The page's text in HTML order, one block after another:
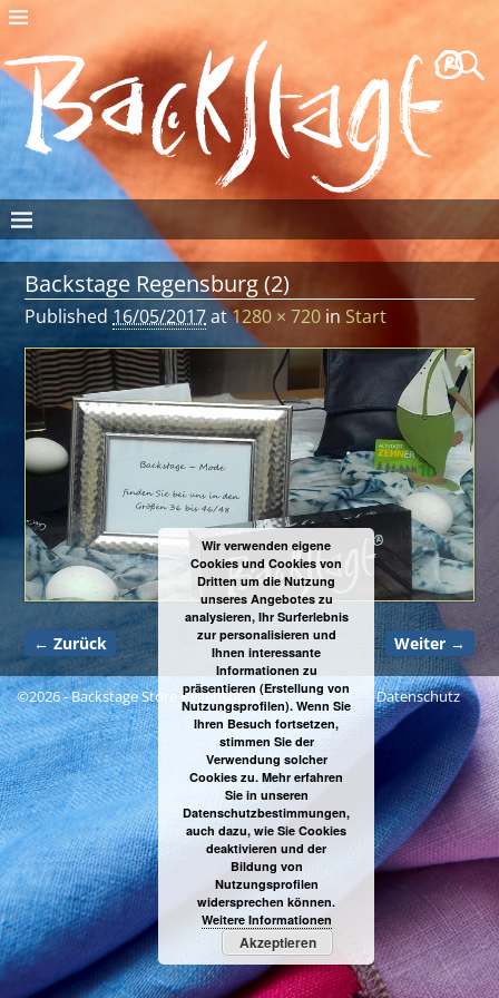
Backstage Regensburg (2)
Published 16/05/2017at1280 × 720 inStart
Bilder-Navigation
← Zurück Weiter →
©2026 -Backstage Store Regensburg Datenschutz
Wir verwenden eigene
Cookies und Cookies von
Dritten um die Nutzung
unseres Angebotes zu
analysieren, Ihr Surferlebnis
zur personalisieren und
Ihnen interessante
Informationen zu
präsentieren (Erstellung von
Nutzungsprofilen). Wenn Sie
Ihren Besuch fortsetzen,
stimmen Sie der
Verwendung solcher
Cookies zu. Mehr erfahren
Sie in unseren
Datenschutzbestimmungen,
auch dazu, wie Sie Cookies
deaktivieren und der
Bildung von
Nutzungsprofilen
widersprechen können.
Weitere Informationen
Akzeptieren